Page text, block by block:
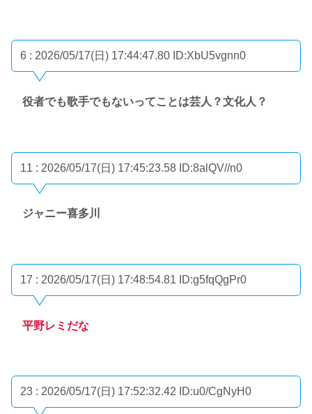
6 : 2026/05/17(日) 17:44:47.80 ID:XbU5vgnn0
役者でも歌手でもないってことは芸人？文化人？
11 : 2026/05/17(日) 17:45:23.58 ID:8alQV//n0
ジャニー喜多川
17 : 2026/05/17(日) 17:48:54.81 ID:g5fqQgPr0
平野レミだな
23 : 2026/05/17(日) 17:52:32.42 ID:u0/CgNyH0